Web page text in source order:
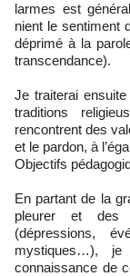
larmes est
nient le sentiment
déprimé à la
transcendance).
Je traiterai
traditions
rencontrent des
et le pardon, à
Objectifs
En partant de la
pleurer et des
(dépressions,
mystiques…),
connaissance de